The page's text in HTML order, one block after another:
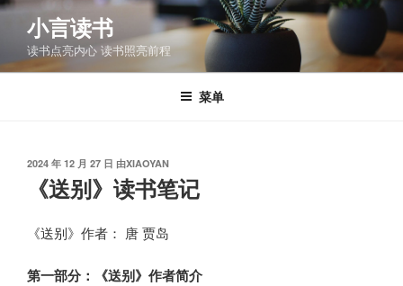
跳
容
小言读书
读书点亮内心 读书照亮前程
菜单
发
2024 年 12 月 27 日 由XIAOYAN
《送别》读书笔记
《送别》作者： 唐 贾岛
第一部分：《送别》作者简介